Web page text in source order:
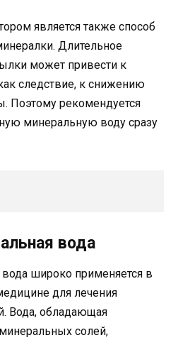
является также способ
Длительное
может привести к
следствие, к снижению
Поэтому рекомендуется
минеральную воду сразу
вода
широко применяется в
для лечения
Вода, обладающая
солей,